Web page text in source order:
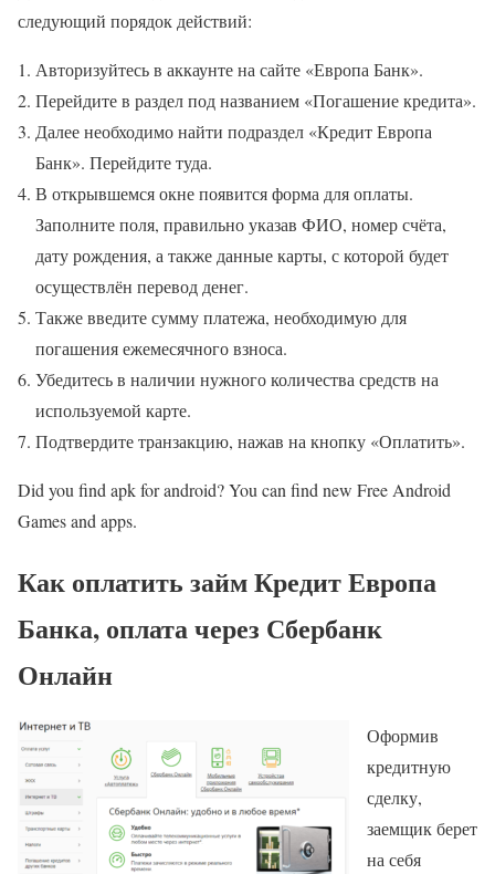
следующий порядок действий:
Авторизуйтесь в аккаунте на сайте «Европа Банк».
Перейдите в раздел под названием «Погашение кредита».
Далее необходимо найти подраздел «Кредит Европа
Банк». Перейдите туда.
В открывшемся окне появится форма для оплаты.
Заполните поля, правильно указав ФИО, номер счёта,
дату рождения, а также данные карты, с которой будет
осуществлён перевод денег.
Также введите сумму платежа, необходимую для
погашения ежемесячного взноса.
Убедитесь в наличии нужного количества средств на
используемой карте.
Подтвердите транзакцию, нажав на кнопку «Оплатить».
Did you find apk for android? You can find new Free Android
Games and apps.
Как оплатить займ Кредит Европа
Банка, оплата через Сбербанк
Онлайн
Оформив
кредитную
сделку,
заемщик берет
на себя